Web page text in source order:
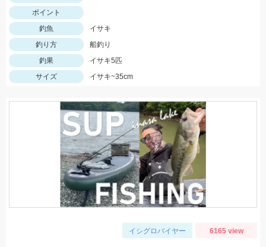
ポイント
釣魚
イサキ
釣り方
船釣り
釣果
イサキ5匹
サイズ
イサキ~35cm
イシグロバイヤー 6165 view